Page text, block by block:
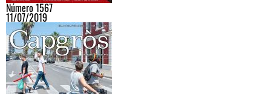
Número 1567
11/07/2019